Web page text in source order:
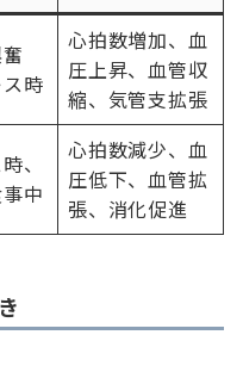
時
心拍数増加、血
圧上昇、血管収
縮、気管支拡張
、
中
心拍数減少、血
圧低下、血管拡
張、消化促進